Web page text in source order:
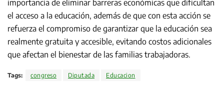
importancia de eliminar barreras económicas que dificultan
el acceso a la educación, además de que con esta acción se
refuerza el compromiso de garantizar que la educación sea
realmente gratuita y accesible, evitando costos adicionales
que afectan el bienestar de las familias trabajadoras.
Tags: congreso Diputada Educacion